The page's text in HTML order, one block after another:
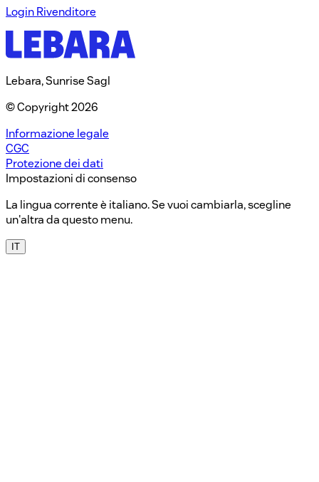
Login Rivenditore​
Lebara, Sunrise Sagl
© Copyright 2026
Informazione legale
CGC
Protezione dei dati
Impostazioni di consenso
La lingua corrente è italiano. Se vuoi cambiarla, scegline
un'altra da questo menu.
IT